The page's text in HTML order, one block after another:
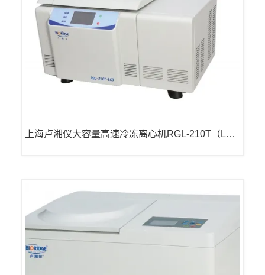
上海卢湘仪大容量高速冷冻离心机RGL-210T（LCD